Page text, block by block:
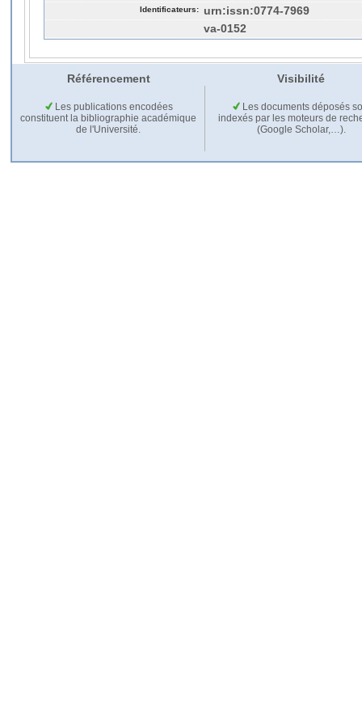
Identificateurs:
urn:issn:0774-7969
va-0152
Référencement Visibilité
Les publications encodées
constituent la bibliographie académique
de l'Université.
Les documents déposés
indexés par les moteurs de
(Google Scholar,…).